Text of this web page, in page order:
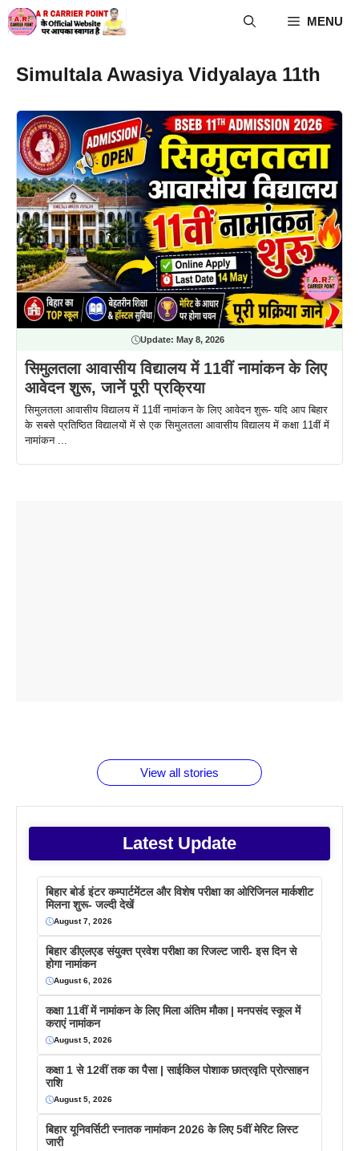
Skip
to
MENU
Simultala Awasiya Vidyalaya 11th
Update: May 8, 2026
सिमुलतला आवासीय विद्यालय में 11वीं नामांकन के लिए
आवेदन शुरू, जानें पूरी प्रक्रिया
सिमुलतला आवासीय विद्यालय में 11वीं नामांकन के लिए आवेदन शुरू- यदि आप बिहार
के सबसे प्रतिष्ठित विद्यालयों में से एक सिमुलतला आवासीय विद्यालय में कक्षा 11वीं में
नामांकन ...
View all stories
Latest Update
बिहार बोर्ड इंटर कम्पार्टमेंटल और विशेष परीक्षा का ओरिजिनल मार्कशीट
मिलना शुरू- जल्दी देखें
August 7, 2026
बिहार डीएलएड संयुक्त प्रवेश परीक्षा का रिजल्ट जारी- इस दिन से
होगा नामांकन
August 6, 2026
कक्षा 11वीं में नामांकन के लिए मिला अंतिम मौका | मनपसंद स्कूल में
कराएं नामांकन
August 5, 2026
कक्षा 1 से 12वीं तक का पैसा | साईकिल पोशाक छात्रवृति प्रोत्साहन
राशि
August 5, 2026
बिहार यूनिवर्सिटी स्नातक नामांकन 2026 के लिए 5वीं मेरिट लिस्ट
जारी